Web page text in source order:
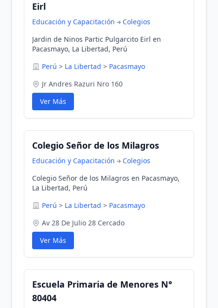
Eirl
Educación y Capacitación
Colegios
Jardin de Ninos Partic Pulgarcito Eirl en
Pacasmayo, La Libertad, Perú
Perú > La Libertad > Pacasmayo
Jr Andres Razuri Nro 160
Ver Más
Colegio Señor de los Milagros
Educación y Capacitación
Colegios
Colegio Señor de los Milagros en Pacasmayo,
La Libertad, Perú
Perú > La Libertad > Pacasmayo
Av 28 De Julio 28 Cercado
Ver Más
Escuela Primaria de Menores N°
80404